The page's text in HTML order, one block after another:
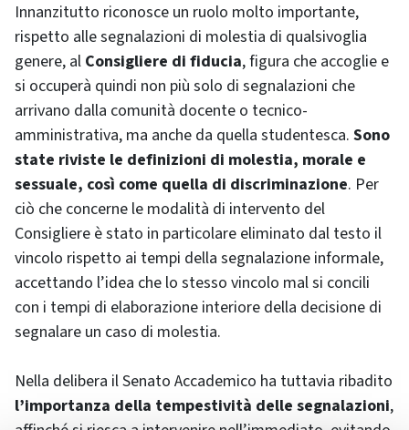
Innanzitutto riconosce un ruolo molto importante,
rispetto alle segnalazioni di molestia di qualsivoglia
genere, al Consigliere di fiducia, figura che accoglie e
si occuperà quindi non più solo di segnalazioni che
arrivano dalla comunità docente o tecnico-
amministrativa, ma anche da quella studentesca. Sono
state riviste le definizioni di molestia, morale e
sessuale, così come quella di discriminazione. Per
ciò che concerne le modalità di intervento del
Consigliere è stato in particolare eliminato dal testo il
vincolo rispetto ai tempi della segnalazione informale,
accettando l’idea che lo stesso vincolo mal si concili
con i tempi di elaborazione interiore della decisione di
segnalare un caso di molestia.
Nella delibera il Senato Accademico ha tuttavia ribadito
l’importanza della tempestività delle segnalazioni,